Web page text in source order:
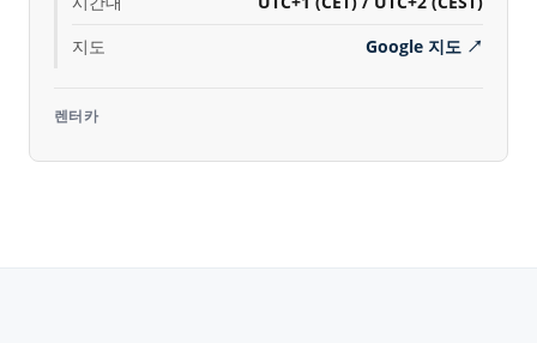
지도
Google 지도 ↗
렌터카